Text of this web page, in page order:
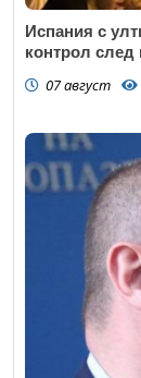
Испания с
контрол след
07 август